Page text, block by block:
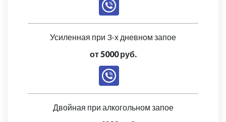
Усиленная при 3-х дневном запое
от 5000 руб.
Двойная при алкогольном запое